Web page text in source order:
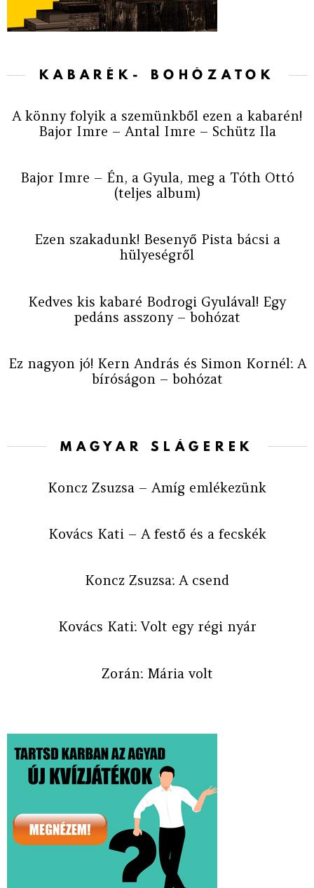
KABARÉK- BOHÓZATOK
A könny folyik a szemünkből ezen a kabarén!
Bajor Imre – Antal Imre – Schütz Ila
Bajor Imre – Én, a Gyula, meg a Tóth Ottó
(teljes album)
Ezen szakadunk! Besenyő Pista bácsi a
hülyeségről
Kedves kis kabaré Bodrogi Gyulával! Egy
pedáns asszony – bohózat
Ez nagyon jó! Kern András és Simon Kornél: A
bíróságon – bohózat
MAGYAR SLÁGEREK
Koncz Zsuzsa – Amíg emlékezünk
Kovács Kati – A festő és a fecskék
Koncz Zsuzsa: A csend
Kovács Kati: Volt egy régi nyár
Zorán: Mária volt